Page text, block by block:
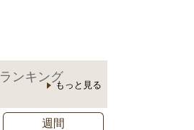
ランキング
もっと見る
週間